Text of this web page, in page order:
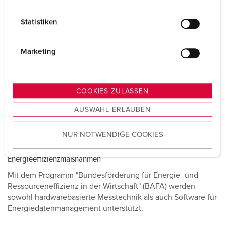
s
u
w
a
h
l
Statistiken
Marketing
COOKIES ZULASSEN
AUSWAHL ERLAUBEN
NUR NOTWENDIGE COOKIES
Verschiedene Förderprogramme erleichtern Unternehmen
die Investition in Energiemonitoring und modernes
Bundesförderung für Energieberatung oder
Energieeffizienzmaßnahmen
Mit dem Programm "Bundesförderung für Energie- und
Ressourceneffizienz in der Wirtschaft" (BAFA) werden
sowohl hardwarebasierte Messtechnik als auch Software für
Energiedatenmanagement unterstützt.